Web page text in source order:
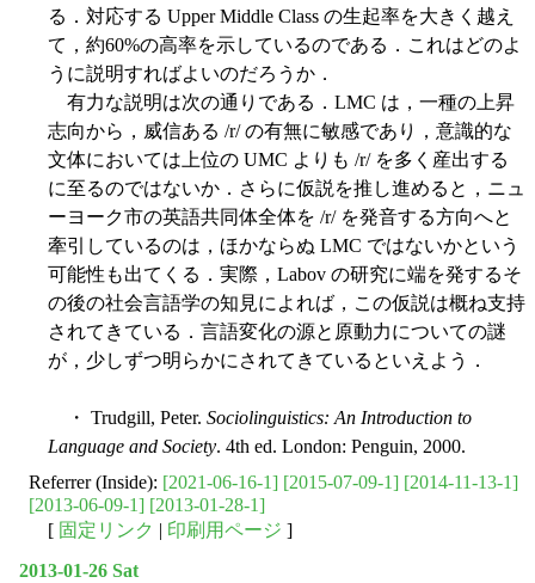
る．対応する Upper Middle Class の生起率を大きく越え
て，約60%の高率を示しているのである．これはどのよ
うに説明すればよいのだろうか．
有力な説明は次の通りである．LMC は，一種の上昇
志向から，威信ある /r/ の有無に敏感であり，意識的な
文体においては上位の UMC よりも /r/ を多く産出する
に至るのではないか．さらに仮説を推し進めると，ニュ
ーヨーク市の英語共同体全体を /r/ を発音する方向へと
牽引しているのは，ほかならぬ LMC ではないかという
可能性も出てくる．実際，Labov の研究に端を発するそ
の後の社会言語学の知見によれば，この仮説は概ね支持
されてきている．言語変化の源と原動力についての謎
が，少しずつ明らかにされてきているといえよう．
・ Trudgill, Peter. Sociolinguistics: An Introduction to
Language and Society. 4th ed. London: Penguin, 2000.
Referrer (Inside): [2021-06-16-1] [2015-07-09-1] [2014-11-13-1]
[2013-06-09-1] [2013-01-28-1]
[ 固定リンク | 印刷用ページ ]
2013-01-26 Sat